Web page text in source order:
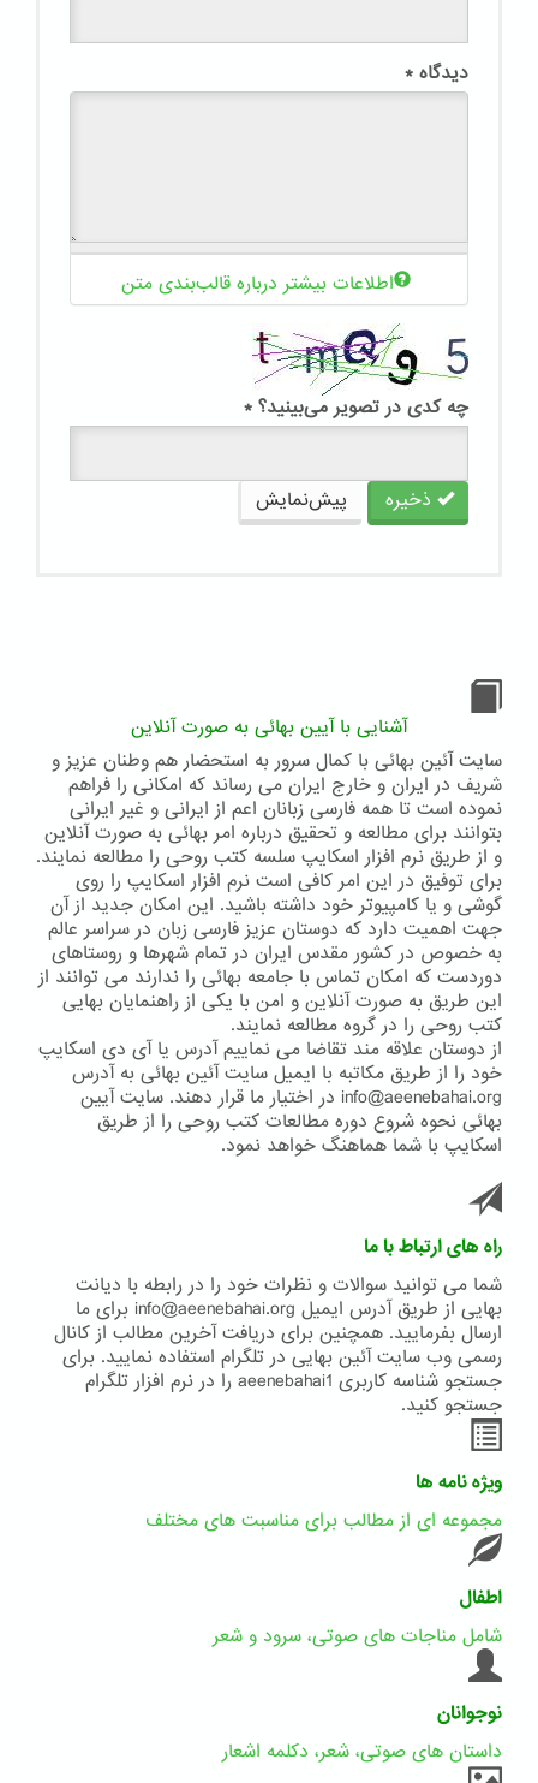
دیدگاه *
اطلاعات بیشتر درباره قالب‌بندی متن
چه کدی در تصویر می‌بینید؟ *
ذخیره پیش‌نمایش
آشنایی با آیین بهائی به صورت آنلاین
سایت آئین بهائی با کمال سرور به استحضار هم وطنان عزیز و
شریف در ایران و خارج ایران می رساند که امکانی را فراهم
نموده است تا همه فارسی زبانان اعم از ایرانی و غیر ایرانی
بتوانند برای مطالعه و تحقیق درباره امر بهائی به صورت آنلاین
و از طریق نرم افزار اسکایپ سلسه کتب روحی را مطالعه نمایند.
برای توفیق در این امر کافی است نرم افزار اسکایپ را روی
گوشی و یا کامپیوتر خود داشته باشید. این امکان جدید از آن
جهت اهمیت دارد که دوستان عزیز فارسی زبان در سراسر عالم
به خصوص در کشور مقدس ایران در تمام شهرها و روستاهای
دوردست که امکان تماس با جامعه بهائی را ندارند می توانند از
این طریق به صورت آنلاین و امن با یکی از راهنمایان بهایی
کتب روحی را در گروه مطالعه نمایند.
از دوستان علاقه مند تقاضا می نماییم آدرس یا آی دی اسکایپ
خود را از طریق مکاتبه با ایمیل سایت آئین بهائی به آدرس
info@aeenebahai.org در اختیار ما قرار دهند. سایت آیین
بهائی نحوه شروع دوره مطالعات کتب روحی را از طریق
اسکایپ با شما هماهنگ خواهد نمود.
راه های ارتباط با ما
شما می توانید سوالات و نظرات خود را در رابطه با دیانت
بهایی از طریق آدرس ایمیل info@aeenebahai.org برای ما
ارسال بفرمایید. همچنین برای دریافت آخرین مطالب از کانال
رسمی وب سایت آئین بهایی در تلگرام استفاده نمایید. برای
جستجو شناسه کاربری aeenebahai1 را در نرم افزار تلگرام
جستجو کنید.
ویژه نامه ها
مجموعه ای از مطالب برای مناسبت های مختلف
اطفال
شامل مناجات های صوتی، سرود و شعر
نوجوانان
داستان های صوتی، شعر، دکلمه اشعار